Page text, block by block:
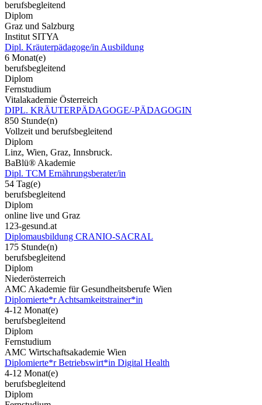
berufsbegleitend
Diplom
Graz und Salzburg
Institut SITYA
Dipl. Kräuterpädagoge/in Ausbildung
6 Monat(e)
berufsbegleitend
Diplom
Fernstudium
Vitalakademie Österreich
DIPL. KRÄUTERPÄDAGOGE/-PÄDAGOGIN
850 Stunde(n)
Vollzeit und berufsbegleitend
Diplom
Linz, Wien, Graz, Innsbruck.
BaBlü® Akademie
Dipl. TCM Ernährungsberater/in
54 Tag(e)
berufsbegleitend
Diplom
online live und Graz
123-gesund.at
Diplomausbildung CRANIO-SACRAL
175 Stunde(n)
berufsbegleitend
Diplom
Niederösterreich
AMC Akademie für Gesundheitsberufe Wien
Diplomierte*r Achtsamkeitstrainer*in
4-12 Monat(e)
berufsbegleitend
Diplom
Fernstudium
AMC Wirtschaftsakademie Wien
Diplomierte*r Betriebswirt*in Digital Health
4-12 Monat(e)
berufsbegleitend
Diplom